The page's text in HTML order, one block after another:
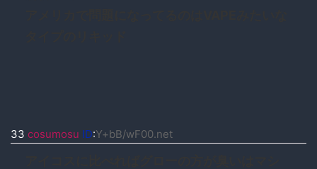
33 cosumosu ID:Y+bB/wF00.net